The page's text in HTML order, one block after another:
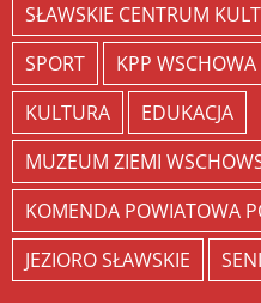
SŁAWSKIE CENTRUM
SPORT
KPP WSCHOWA
KULTURA
EDUKACJA
MUZEUM ZIEMI
KOMENDA POWIATOWA
JEZIORO SŁAWSKIE